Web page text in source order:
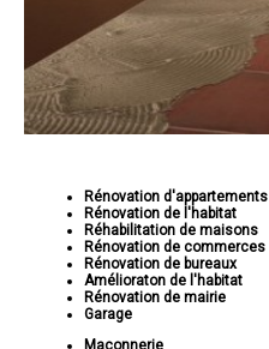
Rénovation d'appartements
Rénovation de l'habitat
Réhabilitation de maisons
Rénovation de commerces
Rénovation de bureaux
Amélioraton de l'habitat
Rénovation de mairie
Garage
Maçonnerie